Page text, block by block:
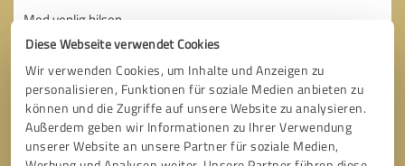
Diese Webseite verwendet Cookies
Wir verwenden Cookies, um Inhalte und Anzeigen zu
personalisieren, Funktionen für soziale Medien anbieten zu
können und die Zugriffe auf unsere Website zu analysieren.
Außerdem geben wir Informationen zu Ihrer Verwendung
unserer Website an unsere Partner für soziale Medien,